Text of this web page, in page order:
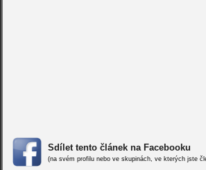
Sdílet tento článek na Facebooku
(na svém profilu nebo ve skupinách, ve kterých jste